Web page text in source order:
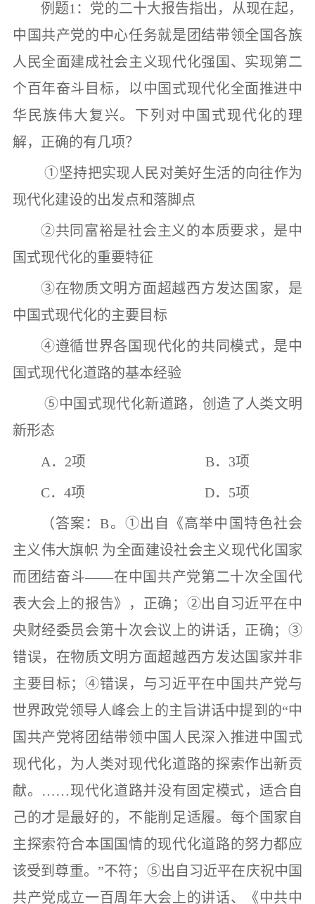
例题1 ：党的二十大报告指出，从现在起，
中国共产党的中心任务就是团结带领全国各族
人民全面建成社会主义现代化强国、实现第二
个百年奋斗目标，以中国式现代化全面推进中
华民族伟大复兴。下列对中国式现代化的理
解，正确的有几项？
①坚持把实现人民对美好生活的向往作为
现代化建设的出发点和落脚点
②共同富裕是社会主义的本质要求，是中
国式现代化的重要特征
③在物质文明方面超越西方发达国家，是
中国式现代化的主要目标
④遵循世界各国现代化的共同模式，是中
国式现代化道路的基本经验
⑤中国式现代化新道路，创造了人类文明
新形态
A． 2项 B． 3项
C． 4项 D． 5项
（答案：B。 ①出自《高举中国特色社会
主义伟大旗帜 为全面建设社会主义现代化国家
而团结奋斗——在中国共产党第二十次全国代
表大会上的报告》，正确； ②出自习近平在中
央财经委员会第十次会议上的讲话，正确； ③
错误，在物质文明方面超越西方发达国家并非
主要目标； ④错误，与习近平在中国共产党与
世界政党领导人峰会上的主旨讲话中提到的“中
国共产党将团结带领中国人民深入推进中国式
现代化，为人类对现代化道路的探索作出新贡
献。 ……现代化道路并没有固定模式，适合自
己的才是最好的，不能削足适履。每个国家自
主探索符合本国国情的现代化道路的努力都应
该受到尊重。 ”不符； ⑤出自习近平在庆祝中国
共产党成立一百周年大会上的讲话、《中共中